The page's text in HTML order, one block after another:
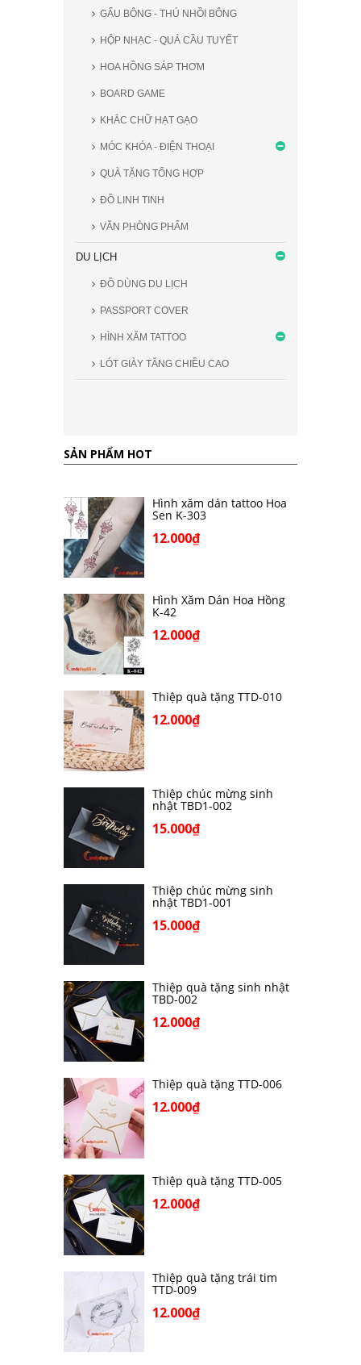
GẤU BÔNG - THÚ NHỒI BÔNG
HỘP NHẠC - QUẢ CẦU TUYẾT
HOA HỒNG SÁP THƠM
BOARD GAME
KHẮC CHỮ HẠT GẠO
MÓC KHÓA - ĐIỆN THOẠI
QUÀ TẶNG TỔNG HỢP
ĐỒ LINH TINH
VĂN PHÒNG PHẨM
DU LỊCH
ĐỒ DÙNG DU LỊCH
PASSPORT COVER
HÌNH XĂM TATTOO
LÓT GIÀY TĂNG CHIỀU CAO
SẢN PHẨM HOT
Hình xăm dán tattoo Hoa
Sen K-303
12.000₫
Hình Xăm Dán Hoa Hồng
K-42
12.000₫
Thiệp quà tặng TTD-010
12.000₫
Thiệp chúc mừng sinh
nhật TBD1-002
15.000₫
Thiệp chúc mừng sinh
nhật TBD1-001
15.000₫
Thiệp quà tặng sinh nhật
TBD-002
12.000₫
Thiệp quà tặng TTD-006
12.000₫
Thiệp quà tặng TTD-005
12.000₫
Thiệp quà tặng trái tim
TTD-009
12.000₫